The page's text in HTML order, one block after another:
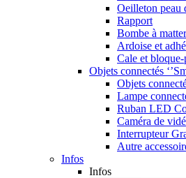
Oeilleton peau
Rapport
Bombe à matter
Ardoise et
Cale et bloque-
Objets connectés
Objets
Lampe
Ruban LED
Caméra de
Interrupteur
Autre
Infos
Infos